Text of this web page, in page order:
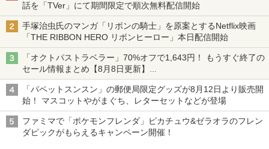
話を「TVer」にて期間限定で順次無料配信開始
手塚治虫氏のマンガ「リボンの騎士」を原案とするNetflix映画
「THE RIBBON HERO リボンヒーロー」本日配信開始
「オクトパストラベラー」70%オフで1,643円！ もうすぐ終了の
セール情報まとめ【8月8日更新】
ニンテンドーeショップでは「大神 絶景版」が67%オフで990円
「パペットスンスン」の郵便局限定グッズが8月12日より販売開
始！ マスコットやがまぐち、レターセットなどが登場
ファミマで「ポケモンフレンダ」ピカチュウ&ゼラオラのフレン
ダピックがもらえるキャンペーン開催！